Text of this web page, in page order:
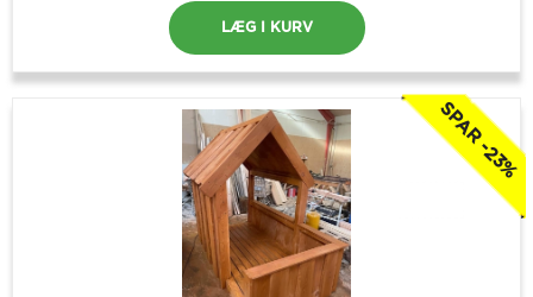
LÆG I KURV
SPAR -23%